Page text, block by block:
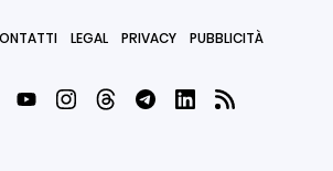
LEGAL PRIVACY PUBBLICITÀ